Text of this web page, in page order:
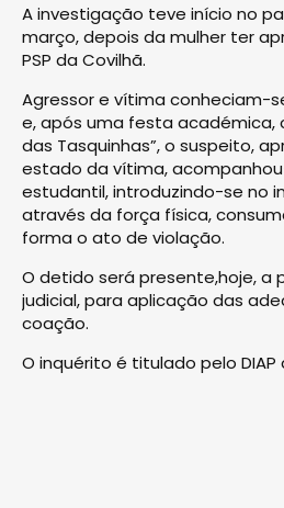
A investigação teve início no
março, depois da mulher ter
PSP da Covilhã.
Agressor e vítima conheciam-
e, após uma festa académica,
das Tasquinhas”, o suspeito,
estado da vítima,
estudantil, introduzindo-se no
através da força física,
forma o ato de violação.
O detido será presente,hoje, a
judicial, para aplicação das
coação.
O inquérito é titulado pelo